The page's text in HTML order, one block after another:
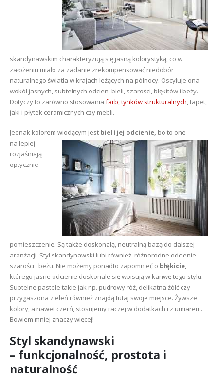
skandynawskim charakteryzują się jasną kolorystyką, co w
założeniu miało za zadanie zrekompensować niedobór
naturalnego światła w krajach leżących na północy. Oscyluje ona
wokół jasnych, subtelnych odcieni bieli, szarości, błękitów i beży.
Dotyczy to zarówno stosowania farb,tynków strukturalnych, tapet,
jaki i płytek ceramicznych czy mebli.
Jednak kolorem wiodącym jest biel i jej odcienie, bo to one
najlepiej
rozjaśniają
optycznie
pomieszczenie. Są także doskonałą, neutralną bazą do dalszej
aranżacji. Styl skandynawski lubi również różnorodne odcienie
szarości i beżu. Nie możemy ponadto zapomnieć o błękicie,
którego jasne odcienie doskonale się wpisują w kanwę tego stylu.
Subtelne pastele takie jak np. pudrowy róż, delikatna żółć czy
przygaszona zieleń również znajdą tutaj swoje miejsce. Żywsze
kolory, a nawet czerń, stosujemy raczej w dodatkach i z umiarem.
Bowiem mniej znaczy więcej!
Styl skandynawski
– funkcjonalność, prostota i
naturalność